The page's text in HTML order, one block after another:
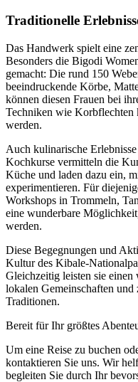
Traditionelle
Das Handwerk spielt eine
Besonders die Bigodi
gemacht: Die rund 150
beeindruckende Körbe,
können diesen Frauen bei
Techniken wie Korbflechten
werden.
Auch kulinarische
Kochkurse vermitteln die
Küche und laden dazu ein,
experimentieren. Für
Workshops in Trommeln,
eine wunderbare
werden.
Diese Begegnungen und
Kultur des Kibale-
Gleichzeitig leisten sie
lokalen Gemeinschaften
Traditionen.
Bereit für Ihr größtes
Um eine Reise zu buchen
kontaktieren Sie uns. Wir
begleiten Sie durch Ihr